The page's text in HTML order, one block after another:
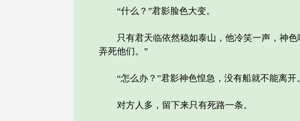
“什么？”君影脸色大变。
只有君天临依然稳如泰山，他冷笑一声，神色
弄死他们。”
“怎么办？”君影神色惶急，没有船就不能离开。
对方人多，留下来只有死路一条。